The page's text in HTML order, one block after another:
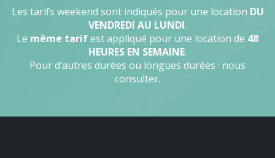
Les tarifs weekend sont indiqués pour une location DU
VENDREDI AU LUNDI.
Le même tarifest appliqué pour une location de 48
HEURES EN SEMAINE.
Pour d’autres durées ou longues durées : nous
consulter.